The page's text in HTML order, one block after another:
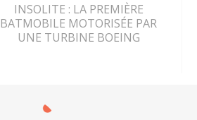
INSOLITE : LA PREMIÈRE
BATMOBILE MOTORISÉE PAR
UNE TURBINE BOEING